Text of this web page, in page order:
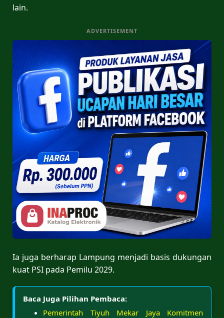
lain.
ADVERTISEMENT
Ia juga berharap Lampung menjadi basis dukungan
kuat PSI pada Pemilu 2029.
Baca Juga Pilihan Pembaca:
Pemerintah Tiyuh Mekar Jaya Komitmen